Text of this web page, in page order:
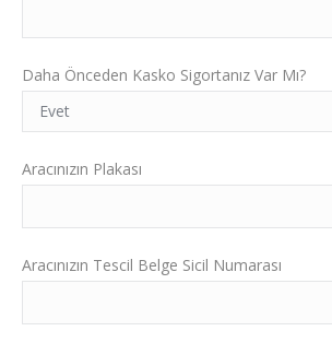
Daha Önceden Kasko Sigortanız Var Mı?
Aracınızın Plakası
Aracınızın Tescil Belge Sicil Numarası